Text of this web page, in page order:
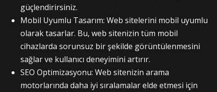
güçlendirirsiniz.
Mobil Uyumlu Tasarım: Web sitelerini mobil uyumlu
olarak tasarlar. Bu, web sitenizin tüm mobil
cihazlarda sorunsuz bir şekilde görüntülenmesini
sağlar ve kullanıcı deneyimini artırır.
SEO Optimizasyonu: Web sitenizin arama
motorlarında daha iyi sıralamalar elde etmesi için